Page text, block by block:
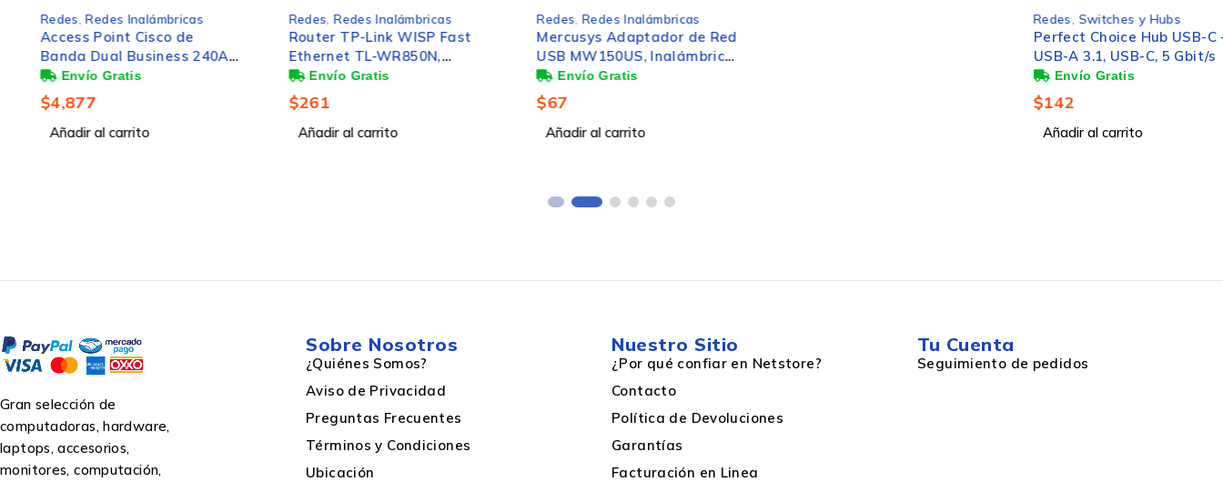
Iluminación/Alarmas
Indicadores LED
Sistemas operativos compatibles Microsoft Windows XP, Vista, Windows 7, Windows 8, Windows10, Windows 11, Linux
Control de energía
Energía sobre Ethernet (PoE) Si
Redes,Redes Inalámbricas
Access Point Cisco de
Banda Dual Business 240AC,
1733 Mbit/s, 2x RJ-45,
2.4/5GHz - No Incluye
Inyector PoE y Licencia
SmarNet
4,877
Añadir al carrito
Redes,Redes Inalámbricas
Router TP-Link WISP Fast
Ethernet TL-WR850N,
Inalámbrico, 300Mbit/s, 5x
RJ-45, 2.4GHz, 2 Antenas
Exteriores de 5dBi
261
Añadir al carrito
Redes,Redes Inalámbricas
Mercusys Adaptador de Red
USB MW150US, Inalámbrico,
150Mbit/s, Banda 2.4 GHz
67
Añadir al carrito
Redes,Switches y Hubs
Perfect Choice Hub USB-C -
USB-A 3.1, USB-C, 5 Gbit/s
142
Añadir al carrito
Gran selección de
computadoras, hardware,
laptops, accesorios,
monitores, computación,
Sobre Nosotros
¿Quiénes Somos?
Aviso de Privacidad
Preguntas Frecuentes
Términos y Condiciones
Ubicación
Nuestro Sitio
¿Por qué confiar en Netstore?
Contacto
Política de Devoluciones
Garantías
Facturación en Linea
Tu Cuenta
Seguimiento de pedidos